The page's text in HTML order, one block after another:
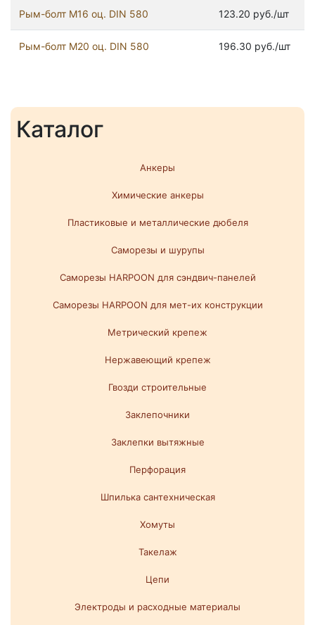
Каталог
Анкеры
Химические анкеры
Пластиковые и металлические дюбеля
Саморезы и шурупы
Саморезы HARPOON для сэндвич-панелей
Саморезы HARPOON для мет-их конструкции
Метрический крепеж
Нержавеющий крепеж
Гвозди строительные
Заклепочники
Заклепки вытяжные
Перфорация
Шпилька сантехническая
Хомуты
Такелаж
Цепи
Электроды и расходные материалы
Рым-болт М16 оц. DIN 580 123.20 руб./шт
Рым-болт М20 оц. DIN 580 196.30 руб./шт